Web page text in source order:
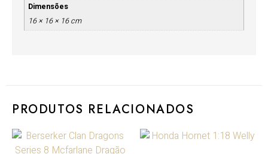
Dimensões
16 × 16 × 16 cm
PRODUTOS RELACIONADOS